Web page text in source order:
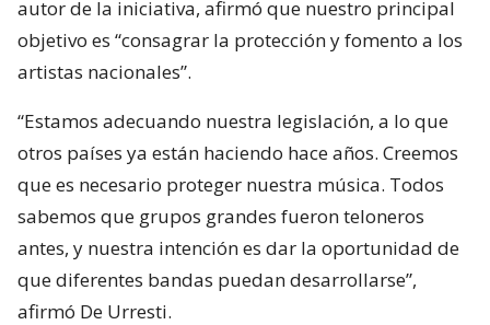
autor de la iniciativa, afirmó que nuestro principal
objetivo es “consagrar la protección y fomento a los
artistas nacionales”.
“Estamos adecuando nuestra legislación, a lo que
otros países ya están haciendo hace años. Creemos
que es necesario proteger nuestra música. Todos
sabemos que grupos grandes fueron teloneros
antes, y nuestra intención es dar la oportunidad de
que diferentes bandas puedan desarrollarse”,
afirmó De Urresti.